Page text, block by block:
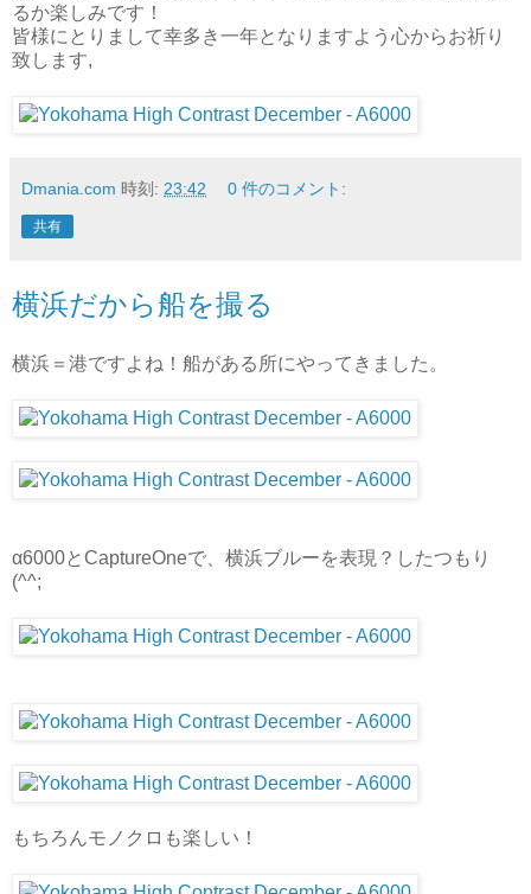
るか楽しみです！
皆様にとりまして幸多き一年となりますよう心からお祈り
致します,
Dmania.com 時刻: 23:42 0 件のコメント:
共有
横浜だから船を撮る
横浜＝港ですよね！船がある所にやってきました。
α6000とCaptureOneで、横浜ブルーを表現？したつもり
(^^;
もちろんモノクロも楽しい！